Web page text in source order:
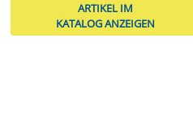
ARTIKEL IM
KATALOG ANZEIGEN